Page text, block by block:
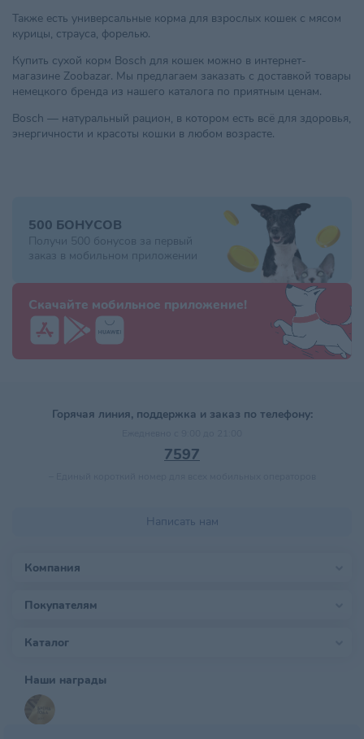
Также есть универсальные корма для взрослых кошек с мясом
курицы, страуса, форелью.
Купить сухой корм Bosch для кошек можно в интернет-
магазине Zoobazar. Мы предлагаем заказать с доставкой товары
немецкого бренда из нашего каталога по приятным ценам.
Bosch — натуральный рацион, в котором есть всё для здоровья,
энергичности и красоты кошки в любом возрасте.
500 БОНУСОВ
Получи 500 бонусов за первый
заказ в мобильном приложении
Скачайте мобильное приложение!
Горячая линия, поддержка и заказ по телефону:
7597
Написать нам
Компания
Покупателям
Каталог
Наши награды